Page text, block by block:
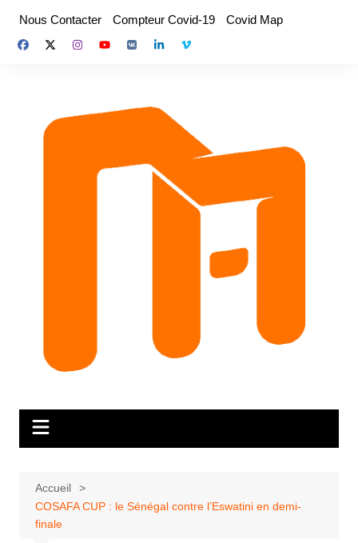
contenu
Nous Contacter Compteur Covid-19 Covid Map
Accueil
COSAFA CUP : le Sénégal contre l’Eswatini en demi-
finale